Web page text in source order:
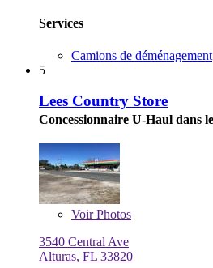
Services
Camions de déménagement
5
Lees Country Store
Concessionnaire U-Haul dans
VoirPhotos
3540 Central Ave
Alturas, FL 33820